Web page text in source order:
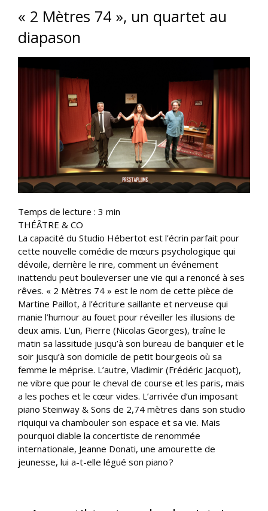
« 2 Mètres 74 », un quartet au
diapason
Temps de lecture : 3 min
THÉÂTRE & CO
La capacité du Studio Hébertot est l’écrin parfait pour
cette nouvelle comédie de mœurs psychologique qui
dévoile, derrière le rire, comment un événement
inattendu peut bouleverser une vie qui a renoncé à ses
rêves. « 2 Mètres 74 » est le nom de cette pièce de
Martine Paillot, à l’écriture saillante et nerveuse qui
manie l’humour au fouet pour réveiller les illusions de
deux amis. L’un, Pierre (Nicolas Georges), traîne le
matin sa lassitude jusqu’à son bureau de banquier et le
soir jusqu’à son domicile de petit bourgeois où sa
femme le méprise. L’autre, Vladimir (Frédéric Jacquot),
ne vibre que pour le cheval de course et les paris, mais
a les poches et le cœur vides. L’arrivée d’un imposant
piano Steinway & Sons de 2,74 mètres dans son studio
riquiqui va chambouler son espace et sa vie. Mais
pourquoi diable la concertiste de renommée
internationale, Jeanne Donati, une amourette de
jeunesse, lui a-t-elle légué son piano ?